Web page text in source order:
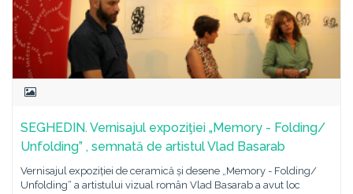
SEGHEDIN. Vernisajul expoziţiei „Memory - Folding/
Unfolding” , semnată de artistul Vlad Basarab
Vernisajul expoziției de ceramică și desene „Memory - Folding/
Unfolding“ a artistului vizual român Vlad Basarab a avut loc